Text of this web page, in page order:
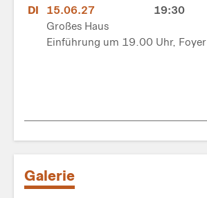
DI 15.06.27
19:30
Großes Haus
Einführung um 19.00 Uhr, Foyer
Galerie